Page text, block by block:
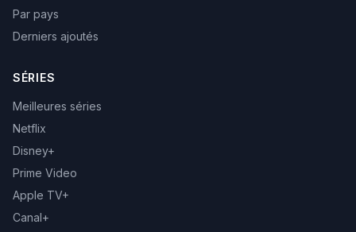
Par pays
Derniers ajoutés
SÉRIES
Meilleures séries
Netflix
Disney+
Prime Video
Apple TV+
Canal+